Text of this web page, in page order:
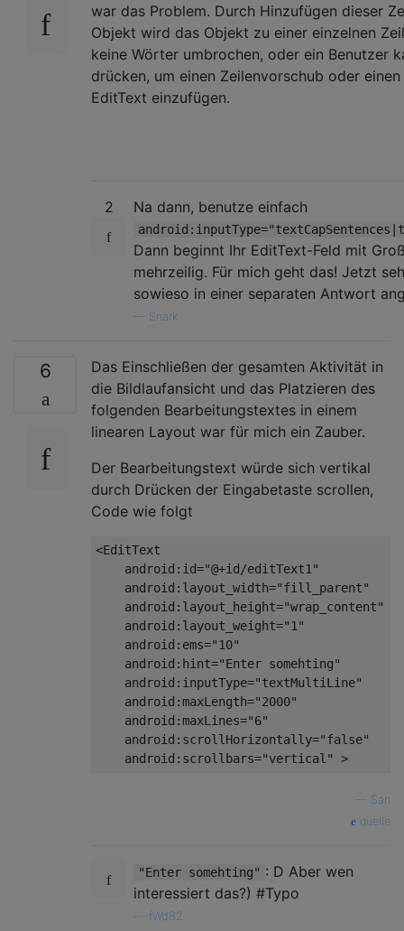
war das Problem. Durch Hinzufügen dieser
Objekt wird das Objekt zu einer einzelnen
keine Wörter umbrochen, oder ein Benutzer
drücken, um einen Zeilenvorschub oder
EditText einzufügen.
2 Na dann, benutze einfach
Dann beginnt Ihr EditText-Feld mit
mehrzeilig. Für mich geht das! Jetzt
sowieso in einer separaten Antwort
Snark
6
Das Einschließen der gesamten Aktivität in
die Bildlaufansicht und das Platzieren des
folgenden Bearbeitungstextes in einem
linearen Layout war für mich ein Zauber.
Der Bearbeitungstext würde sich vertikal
durch Drücken der Eingabetaste scrollen,
Code wie folgt
<EditText
android:id="@+id/editText1"
android:layout_width="fill_parent"
android:layout_height="wrap_content"
android:layout_weight="1"
android:ems="10"
android:hint="Enter somehting"
android:inputType="textMultiLine"
android:maxLength="2000"
android:maxLines="6"
android:scrollHorizontally="false"
android:scrollbars="vertical" >
San
quelle
"Enter somehting" : D Aber wen
interessiert das?) #Typo
fWd82